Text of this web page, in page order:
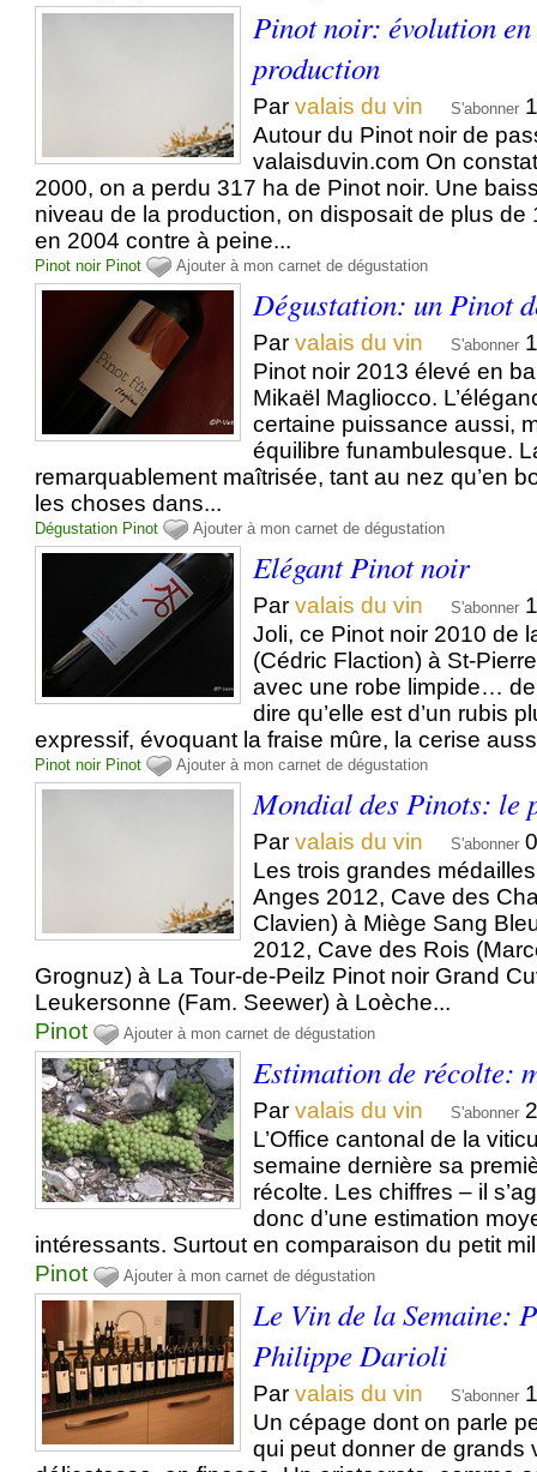
Pinot noir: évolution
production
Parvalais du vin S'abonner
Autour du Pinot noir de
valaisduvin.com On
2000, on a perdu 317 ha de Pinot noir. Une
niveau de la production, on disposait de plus de
en 2004 contre à peine...
Pinot noir Pinot Ajouter à mon carnet de dégustation
Dégustation: un Pinot
Parvalais du vin S'abonner
Pinot noir 2013 élevé en
Mikaël Magliocco.
certaine puissance aussi,
équilibre funambulesque.
remarquablement maîtrisée, tant au nez qu’en
les choses dans...
Dégustation Pinot Ajouter à mon carnet de dégustation
Elégant Pinot noir
Parvalais du vin S'abonner
Joli, ce Pinot noir 2010 de
(Cédric Flaction) à St-
avec une robe limpide… de
dire qu’elle est d’un rubis
expressif, évoquant la fraise mûre, la cerise
Pinot noir Pinot Ajouter à mon carnet de dégustation
Mondial des Pinots: le
Parvalais du vin S'abonner
Les trois grandes
Anges 2012, Cave des
Clavien) à Miège Sang
2012, Cave des Rois
Grognuz) à La Tour-de-Peilz Pinot noir Grand
Leukersonne (Fam. Seewer) à Loèche...
Pinot
Ajouter à mon carnet de dégustation
Estimation de récolte:
Parvalais du vin S'abonner
L’Office cantonal de la
semaine dernière sa
récolte. Les chiffres – il
donc d’une estimation
intéressants. Surtout en comparaison du petit
Pinot
Ajouter à mon carnet de dégustation
Le Vin de la Semaine:
Philippe Darioli
Parvalais du vin S'abonner
Un cépage dont on parle
qui peut donner de grands